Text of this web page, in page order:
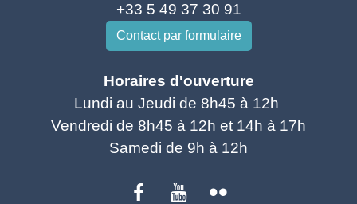
+33 5 49 37 30 91
Contact par formulaire
Horaires d'ouverture
Lundi au Jeudi de 8h45 à 12h
Vendredi de 8h45 à 12h et 14h à 17h
Samedi de 9h à 12h